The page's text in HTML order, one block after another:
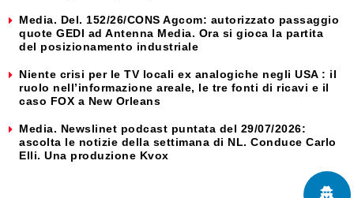
Media. Del. 152/26/CONS Agcom: autorizzato passaggio
quote GEDI ad Antenna Media. Ora si gioca la partita
del posizionamento industriale
Niente crisi per le TV locali ex analogiche negli USA : il
ruolo nell’informazione areale, le tre fonti di ricavi e il
caso FOX a New Orleans
Media. Newslinet podcast puntata del 29/07/2026:
ascolta le notizie della settimana di NL. Conduce Carlo
Elli. Una produzione Kvox